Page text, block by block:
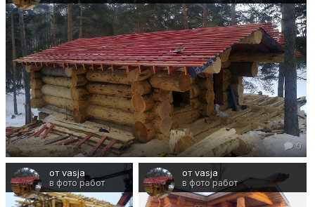
0
от vasja
в фото работ
от vasja
в фото работ